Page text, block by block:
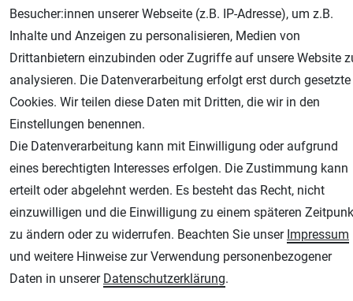
Unsere weiteren Shops:
Airbrush-City
Fachhandel für: Airbrushpistolen, Kompressoren, Airbrushfarben
Modellbau-City
Modellbau Shop
Plotter-City
Schneideplotter, Transferpressen, Siebdruck und Plotterfolien
Besucher:innen unserer Webseite (z.B. IP-Adresse), um z.B.
Inhalte und Anzeigen zu personalisieren, Medien von
Drittanbietern einzubinden oder Zugriffe auf unsere Website
analysieren. Die Datenverarbeitung erfolgt erst durch gesetzte
Cookies. Wir teilen diese Daten mit Dritten, die wir in den
Einstellungen benennen.
Die Datenverarbeitung kann mit Einwilligung oder aufgrund
eines berechtigten Interesses erfolgen. Die Zustimmung kann
erteilt oder abgelehnt werden. Es besteht das Recht, nicht
einzuwilligen und die Einwilligung zu einem späteren
zu ändern oder zu widerrufen. Beachten Sie unser Impressum
und weitere Hinweise zur Verwendung personenbezogener
Daten in unserer Daten­schutz­erklärung.